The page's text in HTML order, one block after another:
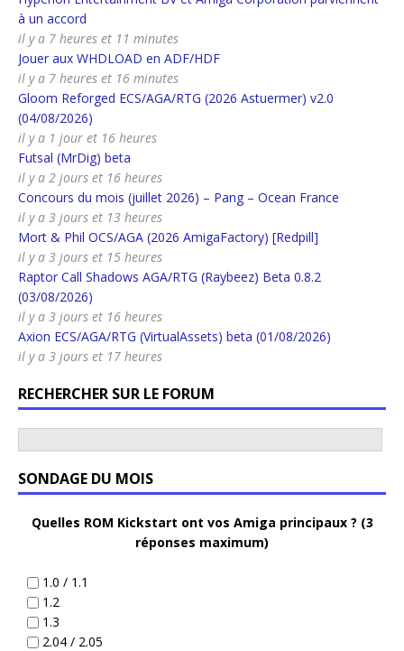
à un accord
il y a 7 heures et 11 minutes
Jouer aux WHDLOAD en ADF/HDF
il y a 7 heures et 16 minutes
Gloom Reforged ECS/AGA/RTG (2026 Astuermer) v2.0
(04/08/2026)
il y a 1 jour et 16 heures
Futsal (MrDig) beta
il y a 2 jours et 16 heures
Concours du mois (juillet 2026) – Pang – Ocean France
il y a 3 jours et 13 heures
Mort & Phil OCS/AGA (2026 AmigaFactory) [Redpill]
il y a 3 jours et 15 heures
Raptor Call Shadows AGA/RTG (Raybeez) Beta 0.8.2
(03/08/2026)
il y a 3 jours et 16 heures
Axion ECS/AGA/RTG (VirtualAssets) beta (01/08/2026)
il y a 3 jours et 17 heures
RECHERCHER SUR LE FORUM
SONDAGE DU MOIS
Quelles ROM Kickstart ont vos Amiga principaux ? (3
réponses maximum)
1.0 / 1.1
1.2
1.3
2.04 / 2.05